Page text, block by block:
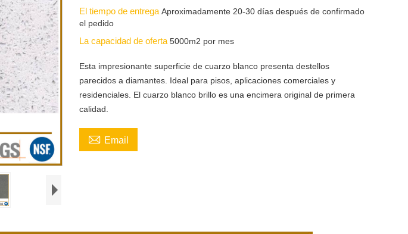
El tiempo de entregaAproximadamente 20-30 días después de confirmado
el pedido
La capacidad de oferta5000m2 por mes
Esta impresionante superficie de cuarzo blanco presenta destellos
parecidos a diamantes. Ideal para pisos, aplicaciones comerciales y
residenciales. El cuarzo blanco brillo es una encimera original de primera
calidad.
 Email